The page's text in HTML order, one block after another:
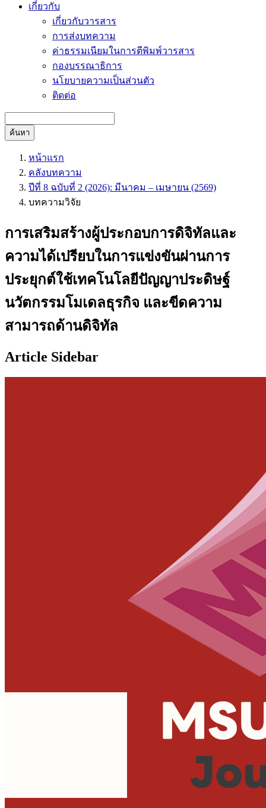
เกี่ยวกับ
เกี่ยวกับวารสาร
การส่งบทความ
ค่าธรรมเนียมในการตีพิมพ์วารสาร
กองบรรณาธิการ
นโยบายความเป็นส่วนตัว
ติดต่อ
ค้นหา
หน้าแรก
คลังบทความ
ปีที่ 8 ฉบับที่ 2 (2026): มีนาคม – เมษายน (2569)
บทความวิจัย
การเสริมสร้างผู้ประกอบการดิจิทัลและ
ความได้เปรียบในการแข่งขันผ่านการ
ประยุกต์ใช้เทคโนโลยีปัญญาประดิษฐ์
นวัตกรรมโมเดลธุรกิจ และขีดความ
สามารถด้านดิจิทัล
Article Sidebar